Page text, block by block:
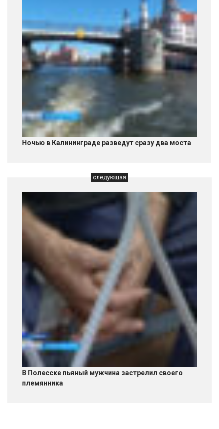
Ночью в Калининграде разведут сразу два моста
следующая
В Полесске пьяный мужчина застрелил своего
племянника